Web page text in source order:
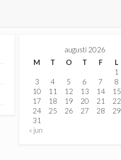
augusti 2026
M
T O T F L
1
3
4 5 6 7 8
10
11 12 13 14 15
17
18 19 20 21 22
24
25 26 27 28 29
31
« jun